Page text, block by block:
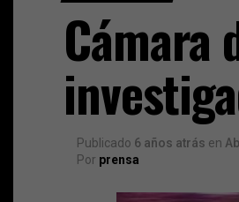
Cámara
Publicado 6 años atrás en
Por prensa